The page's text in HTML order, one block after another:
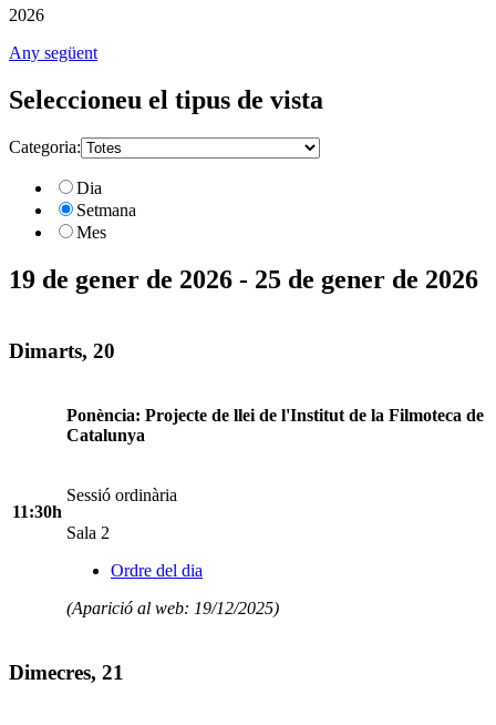
2026
Any següent
Seleccioneu el tipus de vista
Categoria:
Dia
Setmana
Mes
19 de gener de 2026 - 25 de gener de 2026
Dimarts, 20
11:30h
Ponència: Projecte de llei de l'Institut de la Filmoteca de
Catalunya
Sessió ordinària
Sala 2
Ordre del dia
(Aparició al web: 19/12/2025)
Dimecres, 21